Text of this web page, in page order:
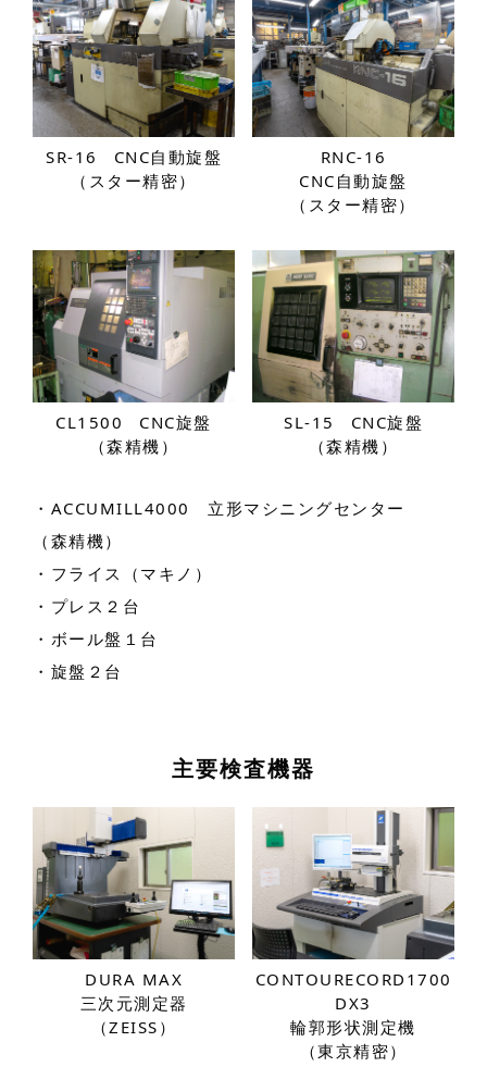
SR-16
CNC自動旋盤
（スター精密）
RNC-16
CNC自動旋盤
（スター精密）
CL1500
CNC旋盤
（森精機）
SL-15
CNC旋盤
（森精機）
・ ACCUMILL4000
立形マシニングセンター
（森精機）
・フライス（マキノ）
・プレス２台
・ボール盤１台
・旋盤２台
主要検査機器
DURA MAX
三次元測定器
（ZEISS）
CONTOURECORD1700
DX3
輪郭形状測定機
（東京精密）